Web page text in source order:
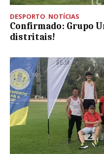
DESPORTO NOTÍCIAS
Confirmado: Grupo
distritais!